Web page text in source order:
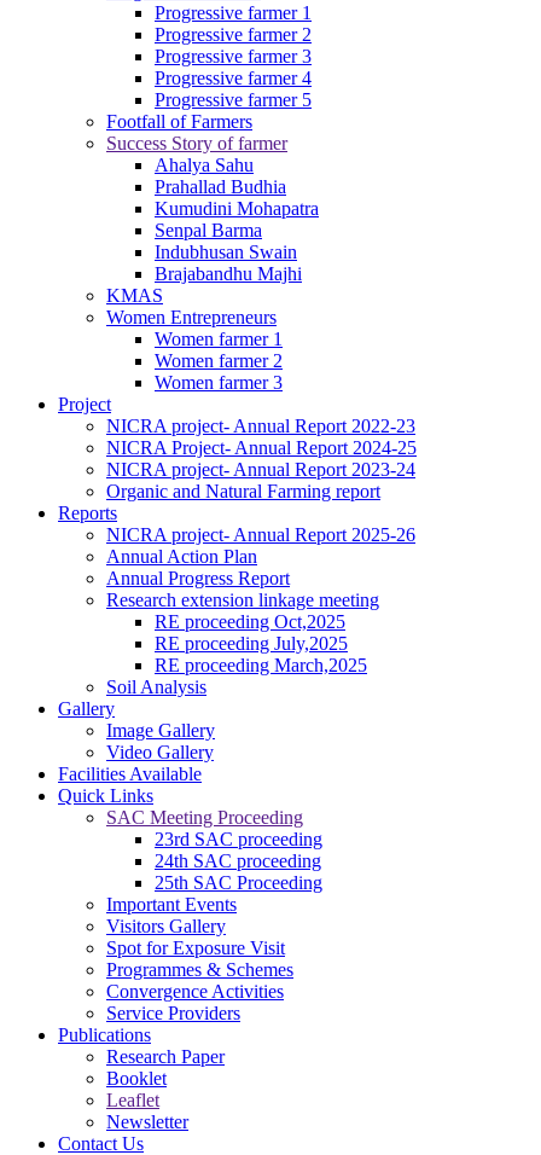
Progressive farmer 1
Progressive farmer 2
Progressive farmer 3
Progressive farmer 4
Progressive farmer 5
Footfall of Farmers
Success Story of farmer
Ahalya Sahu
Prahallad Budhia
Kumudini Mohapatra
Senpal Barma
Indubhusan Swain
Brajabandhu Majhi
KMAS
Women Entrepreneurs
Women farmer 1
Women farmer 2
Women farmer 3
Project
NICRA project- Annual Report 2022-23
NICRA Project- Annual Report 2024-25
NICRA project- Annual Report 2023-24
Organic and Natural Farming report
Reports
NICRA project- Annual Report 2025-26
Annual Action Plan
Annual Progress Report
Research extension linkage meeting
RE proceeding Oct,2025
RE proceeding July,2025
RE proceeding March,2025
Soil Analysis
Gallery
Image Gallery
Video Gallery
Facilities Available
Quick Links
SAC Meeting Proceeding
23rd SAC proceeding
24th SAC proceeding
25th SAC Proceeding
Important Events
Visitors Gallery
Spot for Exposure Visit
Programmes & Schemes
Convergence Activities
Service Providers
Publications
Research Paper
Booklet
Leaflet
Newsletter
Contact Us